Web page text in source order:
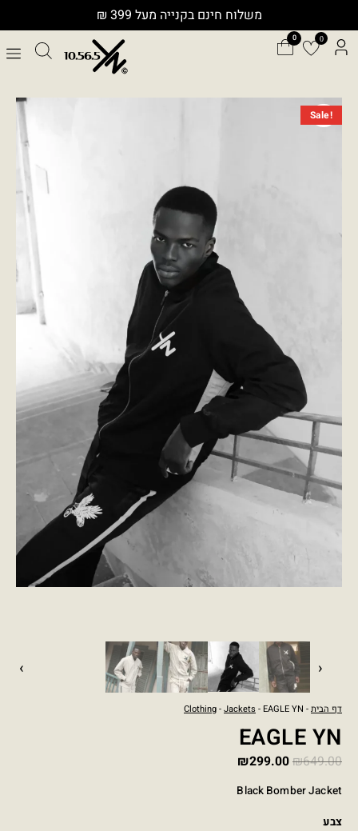
משלוח חינם בקנייה מעל 399 ₪
0
Sale!
‹
›
דף הבית-
Clothing-Jackets- EAGLE YN
EAGLE YN
₪649.00
₪299.00
צבע
כמות
של
Black Bomber Jacket